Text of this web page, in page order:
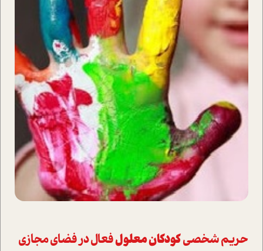
حریم شخصیکودکان معلولفعال در فضای مجازی